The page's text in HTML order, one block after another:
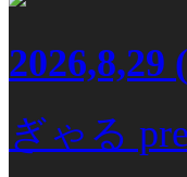
2026,8,29
ぎゃる